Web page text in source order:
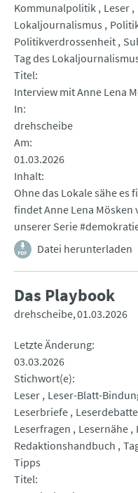
Kommunalpolitik Leser
Lokaljournalismus
Politikverdrossenheit
Tag des
Titel
Interview mit Anne Lena
In
drehscheibe
Am
01.03.2026
Inhalt
Ohne das Lokale sähe es
findet Anne Lena Mösken
unserer Serie
Datei herunterladen
Das Playbook
drehscheibe 01.03.2026
Letzte Änderung
03.03.2026
Stichwort(e)
Leser Leser-Blatt-
Leserbriefe Leserdebatte
Leserfragen
Lesernähe
Redaktionshandbuch
Tipps
Titel